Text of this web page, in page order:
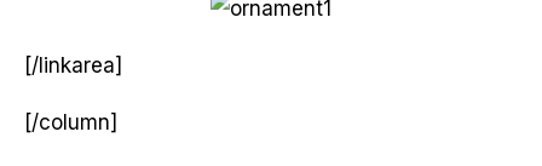
[/linkarea]
[/column]